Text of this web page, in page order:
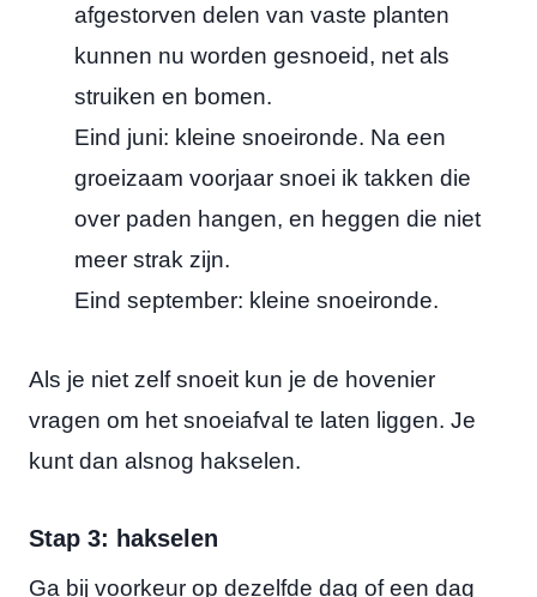
afgestorven delen van vaste planten
kunnen nu worden gesnoeid, net als
struiken en bomen.
Eind juni: kleine snoeironde. Na een
groeizaam voorjaar snoei ik takken die
over paden hangen, en heggen die niet
meer strak zijn.
Eind september: kleine snoeironde.
Als je niet zelf snoeit kun je de hovenier
vragen om het snoeiafval te laten liggen. Je
kunt dan alsnog hakselen.
Stap 3: hakselen
Ga bij voorkeur op dezelfde dag of een dag